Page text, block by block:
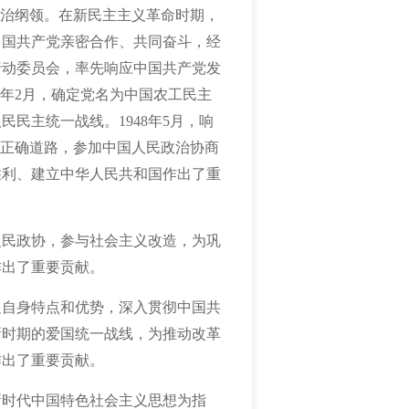
纲领。在新民主主义革命时期，
共产党亲密合作、共同奋斗，经
委员会，率先响应中国共产党发
2月，确定党名为中国农工民主
民主统一战线。1948年5月，响
确道路，参加中国人民政治协商
、建立中华人民共和国作出了重
政协，参与社会主义改造，为巩
了重要贡献。
身特点和优势，深入贯彻中国共
期的爱国统一战线，为推动改革
了重要贡献。
代中国特色社会主义思想为指